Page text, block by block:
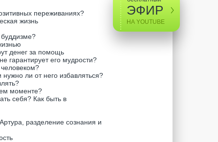
переживаниях?
жизнь
денег за помощь
гарантирует его мудрости?
нужно ли от него избавляться?
моменте?
себя? Как быть в
разделение сознания и
ЭФИР
НА YOUTUBE